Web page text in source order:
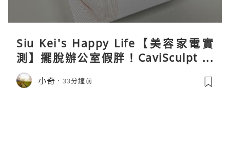
Siu Kei's Happy Life【美容家電實
測】擺脫辦公室假胖！CaviSculpt 新
一代72W高能超聲波體雕儀親身試用＆
真實評價
小奇 33分鐘前